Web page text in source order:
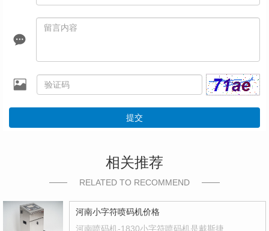
提交
相关推荐
RELATED TO RECOMMEND
河南小字符喷码机价格
河南喷码机-1830小字符喷码机是戴斯捷